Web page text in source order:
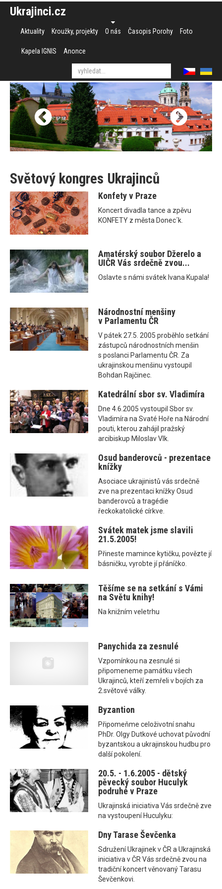
Ukrajinci.cz
Aktuality Kroužky, projekty O nás Časopis Porohy Foto
Kapela IGNIS Anonce
Světový kongres Ukrajinců
Konfety v Praze
Koncert divadla tance a zpěvu
KONFETY z města Donec´k.
Amatérský soubor Džerelo a
UIČR Vás srdečně zvou...
Oslavte s námi svátek Ivana Kupala!
Národnostní menšiny
v Parlamentu ČR
V pátek 27.5. 2005 proběhlo setkání
zástupců národnostních menšin
s poslanci Parlamentu ČR. Za
ukrajinskou menšinu vystoupil
Bohdan Rajčinec.
Katedrální sbor sv. Vladimíra
Dne 4.6.2005 vystoupil Sbor sv.
Vladimíra na Svaté Hoře na Národní
pouti, kterou zahájil pražský
arcibiskup Miloslav Vlk.
Osud banderovců - prezentace
knížky
Asociace ukrajinistů vás srdečně
zve na prezentaci knížky Osud
banderovců a tragédie
řeckokatolické církve.
Svátek matek jsme slavili
21.5.2005!
Přineste mamince kytičku, povězte jí
básničku, vyrobte jí přáníčko.
Těšíme se na setkání s Vámi
na Světu knihy!
Na knižním veletrhu
Panychida za zesnulé
Vzpomínkou na zesnulé si
připomeneme památku všech
Ukrajinců, kteří zemřeli v bojích za
2.světové války.
Byzantion
Připomeňme celoživotní snahu
PhDr. Olgy Dutkové uchovat původní
byzantskou a ukrajinskou hudbu pro
další pokolení.
20.5. - 1.6.2005 - dětský
pěvecký soubor Huculyk
podruhé v Praze
Ukrajinská iniciativa Vás srdečně zve
na vystoupení Huculyku:
Dny Tarase Ševčenka
Sdružení Ukrajinek v ČR a Ukrajinská
iniciativa v ČR Vás srdečně zvou na
tradiční koncert věnovaný Tarasu
Ševčenkovi.